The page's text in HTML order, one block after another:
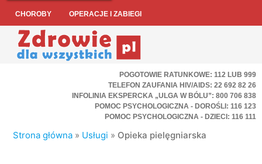
CHOROBY OPERACJE I ZABIEGI
POGOTOWIE RATUNKOWE: 112 LUB 999
TELEFON ZAUFANIA HIV/AIDS: 22 692 82 26
INFOLINIA EKSPERCKA „ULGA W BÓLU”: 800 706 838
POMOC PSYCHOLOGICZNA - DOROŚLI: 116 123
POMOC PSYCHOLOGICZNA - DZIECI: 116 111
Strona główna » Usługi » Opieka pielęgniarska